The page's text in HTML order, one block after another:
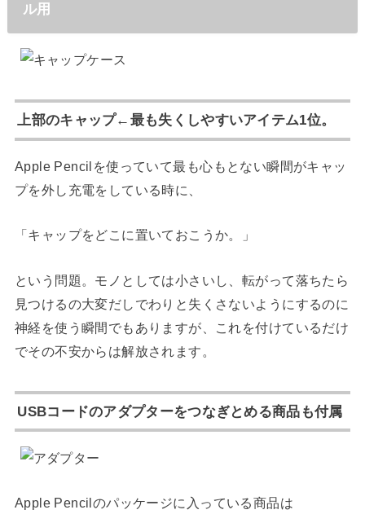
ル用
上部のキャップ←最も失くしやすいアイテム1位。
Apple Pencilを使っていて最も心もとない瞬間がキャッ
プを外し充電をしている時に、
「キャップをどこに置いておこうか。」
という問題。モノとしては小さいし、転がって落ちたら
見つけるの大変だしでわりと失くさないようにするのに
神経を使う瞬間でもありますが、これを付けているだけ
でその不安からは解放されます。
USBコードのアダプターをつなぎとめる商品も付属
Apple Pencilのパッケージに入っている商品は